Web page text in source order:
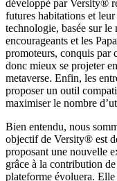
développé par Versity®
futures habitations et
technologie, basée sur
encourageants et les
promoteurs, conquis par
donc mieux se projeter
metaverse. Enfin, les
proposer un outil
maximiser le nombre
Bien entendu, nous
objectif de Versity® est
proposant une nouvelle
grâce à la contribution
plateforme évoluera.